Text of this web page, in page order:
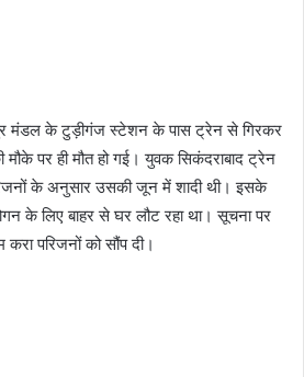
मंडल के टुड़ीगंज स्टेशन के पास ट्रेन से गिरकर
पर ही मौत हो गई। युवक सिकंदराबाद ट्रेन
के अनुसार उसकी जून में शादी थी। इसके
के लिए बाहर से घर लौट रहा था। सूचना पर
करा परिजनों को सौंप दी।